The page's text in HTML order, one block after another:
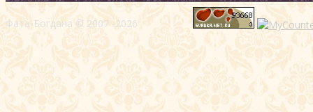
Фата-Богдана © 2007 -2026